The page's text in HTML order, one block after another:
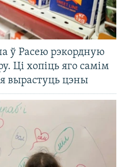
ў Расею рэкордную
Ці хопіць яго самім
вырастуць цэны